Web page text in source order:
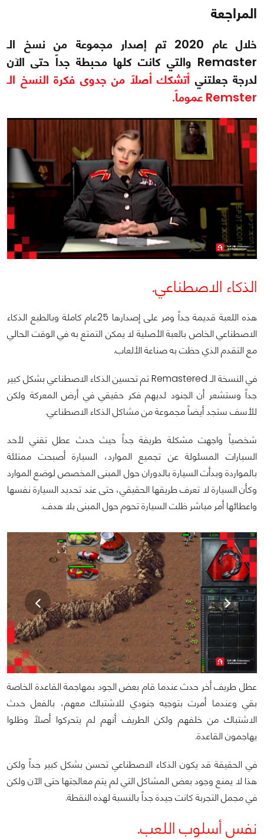
المراجعة
خلال عام 2020 تم إصدار مجموعة من نسخ الـ
Remaster والتي كانت كلها محبطة جداً حتى الآن
لدرجة جعلتني أتشكك أصلاً من جدوى فكرة النسخ الـ
Remster عموماً.
الذكاء الاصطناعي.
هذه اللعبة قديمة جداً ومر على إصدارها 25عام كاملة وبالطبع الذكاء
الاصطناعي الخاص بالعبة الأصلية لا يمكن التمتع به في الوقت الحالي
مع التقدم الذي حظت به صناعة الألعاب.
في النسخة الـ Remastered تم تحسين الذكاء الاصطناعي بشكل كبير
جداً وستشعر أن الجنود لديهم فكر حقيقي في أرض المعركة ولكن
للأسف ستجد أيضاً مجموعة من مشاكل الذكاء الاصطناعي.
شخصياً واجهت مشكلة طريفة جداً حيث حدث عطل تقني لأحد
السيارات المسئولة عن تجميع الموارد، السيارة أصبحت ممتلئة
بالمواردة وبدأت السيارة بالدوران حول المبنى المخصص لوضع الموارد
وكأن السيارة لا تعرف طريقها الحقيقي، حتى عند تحديد السيارة نفسها
واعطائها أمر مباشر ظلت السيارة تحوم حول المبنى بلا هدف.
عطل طريف أخر حدث عندما قام بعض الجود بمهاجمة القاعدة الخاصة
بقي وعندما أمرت بتوجيه جنودي للاشتباك معهم، بالفعل حدث
الاشتباك من خلفهم ولكن الطريف أنهم لم يتحركوا أصلاً وظلوا
يهاجمون القاعدة.
في الحقيقة قد يكون الذكاء الاصطناعي تحسن بشكل كبير جداً ولكن
هذا لا يمنع وجود بعض المشاكل التي لم يتم معالجتها حتى الآن ولكن
في مجمل التجربة كانت جيدة جداً بالنسبة لهذه النقطة.
نفس أسلوب اللعب.